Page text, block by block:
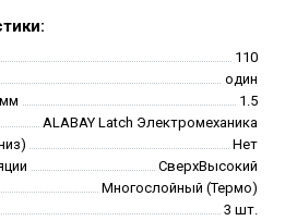
110
один
1.5
ALABAY Latch Электромеханика
Нет
СверхВысокий
Многослойный (Термо)
3 шт.